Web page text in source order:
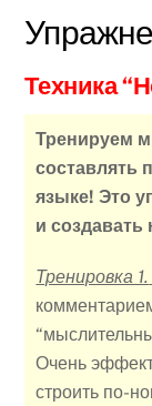
Техника
Тренируем
составлять
языке! Это
и
Тренировка 1.
Очень
строить по-